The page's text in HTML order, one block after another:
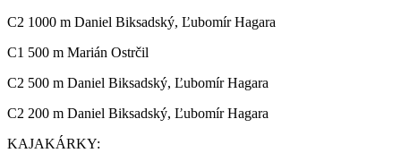
C2 1000 m Daniel Biksadský, Ľubomír Hagara
C1 500 m Marián Ostrčil
C2 500 m Daniel Biksadský, Ľubomír Hagara
C2 200 m Daniel Biksadský, Ľubomír Hagara
KAJAKÁRKY: